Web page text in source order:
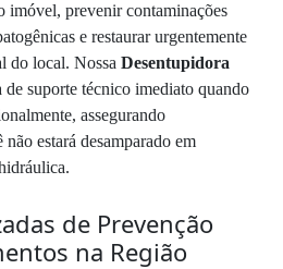
imóvel, prevenir contaminações
e restaurar urgentemente
do local. Nossa Desentupidora
de suporte técnico imediato quando
assegurando
estará desamparado em
de Prevenção
na Região